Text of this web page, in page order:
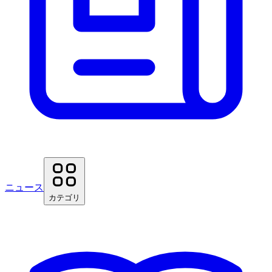
ニュース
カテゴリ